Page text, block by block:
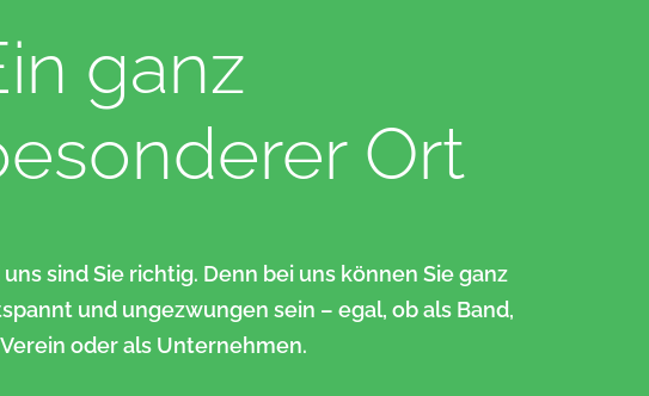
ganz
Ort
uns sind Sie richtig. Denn bei uns können Sie ganz
und ungezwungen sein – egal, ob als Band,
oder als Unternehmen.